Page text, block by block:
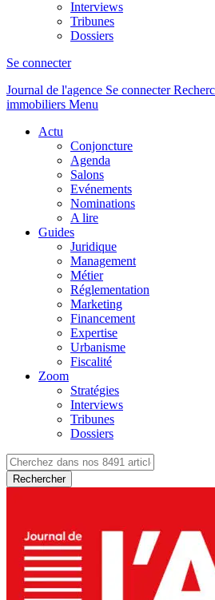
Interviews
Tribunes
Dossiers
Se connecter
Journal de l'agence Se connecter
immobiliers Menu
Actu
Conjoncture
Agenda
Salons
Evénements
Nominations
A lire
Guides
Juridique
Management
Métier
Réglementation
Marketing
Financement
Expertise
Urbanisme
Fiscalité
Zoom
Stratégies
Interviews
Tribunes
Dossiers
Rechercher